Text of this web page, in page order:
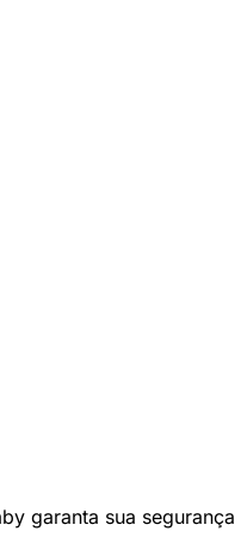
garanta sua segurança